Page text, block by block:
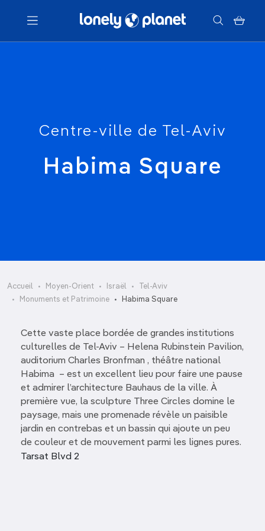
Menu
Centre-ville de Tel-Aviv
Habima Square
Accueil Moyen-Orient Israël
Tel-Aviv
Monuments et Patrimoine
Habima Square
Cette vaste place bordée de grandes institutions
culturelles de Tel-Aviv – Helena Rubinstein Pavilion,
auditorium Charles Bronfman , théâtre national
Habima – est un excellent lieu pour faire une pause
et admirer l’architecture Bauhaus de la ville. À
première vue, la sculpture Three Circles domine le
paysage, mais une promenade révèle un paisible
jardin en contrebas et un bassin qui ajoute un peu
de couleur et de mouvement parmi les lignes pures.
Tarsat Blvd 2